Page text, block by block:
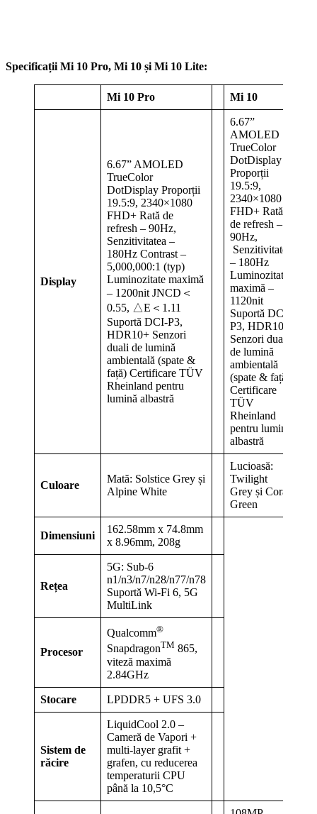
Specificații Mi 10 Pro, Mi 10 și Mi 10 Lite:
Mi 10 Pro Mi 10
Display
6.67” AMOLED
TrueColor
DotDisplay Proporții
19.5:9, 2340×1080
FHD+ Rată de
refresh – 90Hz,
Senzitivitatea –
180Hz Contrast –
5,000,000:1 (typ)
Luminozitate maximă
– 1200nit JNCD＜
0.55, △E＜1.11
Suportă DCI-P3,
HDR10+ Senzori
duali de lumină
ambientală (spate &
față) Certificare TÜV
Rheinland pentru
lumină albastră
6.67”
AMOLED
TrueColor
DotDisplay
Proporții
19.5:9,
2340×1080
FHD+ Rată
de refresh –
90Hz,
Senzitivitate
– 180Hz
Luminozitate
maximă –
1120nit
Suportă DCI-
P3, HDR10+
Senzori duali
de lumină
ambientală
(spate & față)
Certificare
TÜV
Rheinland
pentru lumină
albastră
Culoare
Mată: Solstice Grey și
Alpine White
Lucioasă:
Twilight
Grey și Coral
Green
Dimensiuni
162.58mm x 74.8mm
x 8.96mm, 208g
Rețea
5G: Sub-6
n1/n3/n7/n28/n77/n78
Suportă Wi-Fi 6, 5G
MultiLink
Procesor
Qualcomm®
SnapdragonTM 865,
viteză maximă
2.84GHz
Stocare LPDDR5 + UFS 3.0
Sistem de
răcire
LiquidCool 2.0 –
Cameră de Vapori +
multi-layer grafit +
grafen, cu reducerea
temperaturii CPU
până la 10,5°C